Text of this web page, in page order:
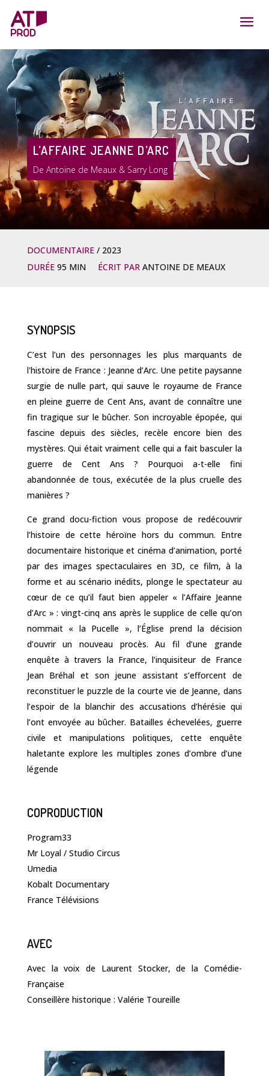
L’AFFAIRE JEANNE D’ARC
Antoine de Meaux & Sarry Long
DOCUMENTAIRE
2023
DURÉE 95 MIN ÉCRIT PAR ANTOINE DE MEAUX
SYNOPSIS
C’est l’un des personnages les plus marquants de
l'histoire de France : Jeanne d’Arc. Une petite paysanne
surgie de nulle part, qui sauve le royaume de France
en pleine guerre de Cent Ans, avant de connaître une
fin tragique sur le bûcher. Son incroyable épopée, qui
fascine depuis des siècles, recèle encore bien des
mystères. Qui était vraiment celle qui a fait basculer la
guerre de Cent Ans ? Pourquoi a-t-elle fini
abandonnée de tous, exécutée de la plus cruelle des
manières ?
Ce grand docu-fiction vous propose de redécouvrir
l’histoire de cette héroïne hors du commun. Entre
documentaire historique et cinéma d’animation, porté
par des images spectaculaires en 3D, ce film, à la
forme et au scénario inédits, plonge le spectateur au
cœur de ce qu’il faut bien appeler « l’Affaire Jeanne
d’Arc » : vingt-cinq ans après le supplice de celle qu’on
nommait « la Pucelle », l’Église prend la décision
d’ouvrir un nouveau procès. Au fil d’une grande
enquête à travers la France, l’inquisiteur de France
Jean Bréhal et son jeune assistant s’efforcent de
reconstituer le puzzle de la courte vie de Jeanne, dans
l’espoir de la blanchir des accusations d’hérésie qui
l’ont envoyée au bûcher. Batailles échevelées, guerre
civile et manipulations politiques, cette enquête
haletante explore les multiples zones d’ombre d’une
légende
COPRODUCTION
Program33
Mr Loyal / Studio Circus
Umedia
Kobalt Documentary
France Télévisions
AVEC
Avec la voix de Laurent Stocker, de la Comédie-
Française
Conseillère historique : Valérie Toureille